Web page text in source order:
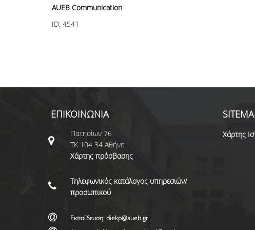
AUEB Communication
ID: 4541
ΕΠΙΚΟΙΝΩΝΙΑ
Πατησίων 76
ΤΚ 104 34 Αθήνα
Χάρτης πρόσβασης
Τηλεφωνικός κατάλογος υπηρεσιών/
προσωπικού
Εκπαίδευση: diekp@aueb.gr
Χάρτης